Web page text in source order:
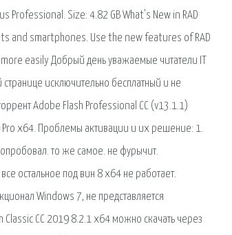
Professional. Size: 4.82 GB What's New in RAD
and smartphones. Use the new features of RAD
easily Добрый день уважаемые читатели IT
исключительно бесплатный и не
Adobe Flash Professional CC (v13.1.1)
Pro x64. Проблемы активации и их решение: 1.
то же самое. не фурычит.
остальное под вин 8 х64 не работает.
Windows 7, не представляется
CC 2019 8.2.1 x64 можно скачать через